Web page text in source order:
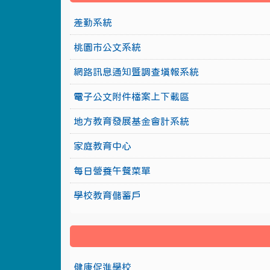
差勤系統
桃園市公文系統
網路訊息通知暨調查填報系統
電子公文附件檔案上下載區
地方教育發展基金會計系統
家庭教育中心
每日營養午餐菜單
學校教育儲蓄戶
健康促進學校